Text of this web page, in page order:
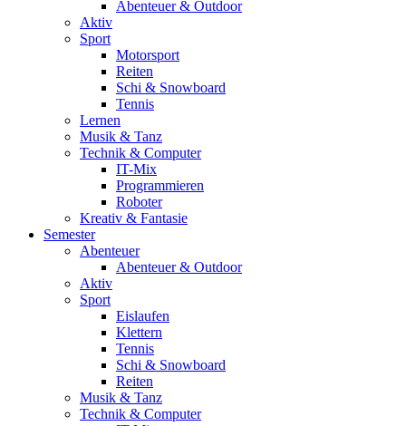
Abenteuer & Outdoor
Aktiv
Sport
Motorsport
Reiten
Schi & Snowboard
Tennis
Lernen
Musik & Tanz
Technik & Computer
IT-Mix
Programmieren
Roboter
Kreativ & Fantasie
Semester
Abenteuer
Abenteuer & Outdoor
Aktiv
Sport
Eislaufen
Klettern
Tennis
Schi & Snowboard
Reiten
Musik & Tanz
Technik & Computer